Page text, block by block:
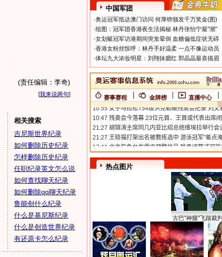
(责任编辑：李奇)
[我来说两句]
相关搜索
吉尼斯世界纪录
如何删除历史纪录
怎样删除历史纪录
任职纪录英文怎么说
如何查找聊天纪录
如何删除qq聊天纪录
鲁能创什么纪录
什么是基尼斯纪录
什么是创造世界纪录
有还原卡怎么纪录
中国军团
·奥运冠军抵达澳门访问 何厚铧颁发千万奖金(图)
·组图：冠军团香港夜生活揭秘 林丹张怡宁最"潮"
·女划艇冠军访港期间突发晕倒 血糖偏低症状无碍
·香港女粉丝惊呼：林丹手好温柔 一点不像运动员
·体坛九大浓妆明星：刘翔抹腮红 郭晶晶最喜描眉
赛事赛程 金牌榜 直播中心
热点图片
古巴"神腿"飞踹裁判